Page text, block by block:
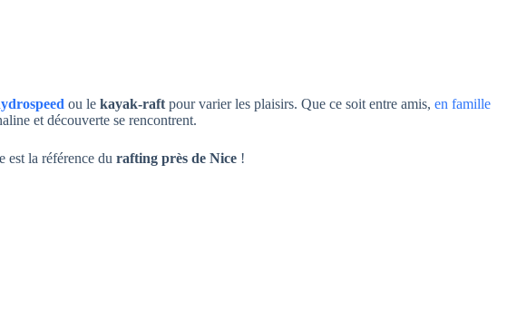
ou lekayak-raft pour varier les plaisirs. Que ce soit entre amis,en famille
et découverte se rencontrent.
est la référence durafting près de Nice !